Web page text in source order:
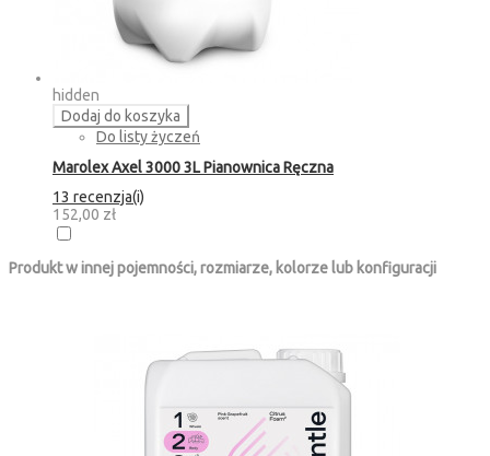
hidden
Dodaj do koszyka
Do listy życzeń
Marolex Axel 3000 3L Pianownica Ręczna
13 recenzja(i)
152,00 zł
Produkt w innej pojemności, rozmiarze, kolorze lub konfiguracji